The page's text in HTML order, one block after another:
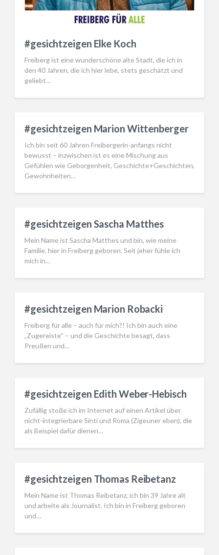
#gesichtzeigen Elke Koch
Freiberg ist eine wunderschöne alte Stadt, die ich in
den 40 Jahren, die ich hier lebe, stets geschätzt und
geliebt…
#gesichtzeigen Marion Wittenberger
Ich bin seit 60 Jahren Freibergerin-anfangs nicht
bewusst – inzwischen ist es eine Mischung aus
Gefühlen wie Geborgenheit, Geschichte+Geschichten,
Gewohnheiten…
#gesichtzeigen Sascha Matthes
Mein Name ist Sascha Matthes und bin, wie meine
Familie, hier in Freiberg geboren. Seit jeher fühle ich
mich in…
#gesichtzeigen Marion Robacki
Freiberg für alle – auch für mich?! Ich bin auch eine
„Zugereiste“ – und die Geschichte besagt, dass
Preußen und…
#gesichtzeigen Edith Weber-Hebisch
Zufällig stoße ich im Internet auf einen Artikel über
nicht-integrierbare Sinti und Roma (Zigeuner eben), die
als Beispiel dafür dienen…
#gesichtzeigen Thomas Reibetanz
Mein Name ist Thomas Reibetanz, ich bin 39 Jahre alt
und arbeite als Journalist. Ich bin in Freiberg geboren
und…